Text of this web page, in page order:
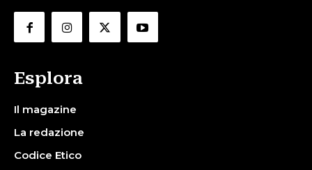
Esplora
Il magazine
La redazione
Codice Etico